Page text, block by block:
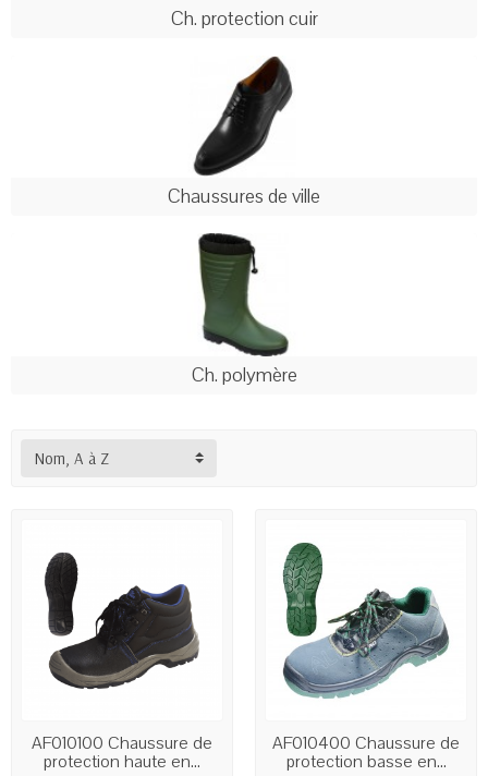
Ch. protection cuir
Chaussures de ville
Ch. polymère
Nom, A à Z
AF010100 Chaussure de
protection haute en...
AF010400 Chaussure de
protection basse en...